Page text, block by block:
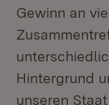
Gewinn an
Hintergrund
unseren